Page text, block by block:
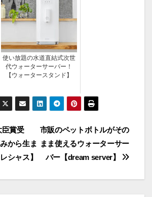
使い放題の水道直結式次世
代ウォーターサーバー！
【ウォータースタンド】
市販のペットボトルがその
まま使えるウォーターサー
バー【dream server】
臣賞受
から生ま
シャス】